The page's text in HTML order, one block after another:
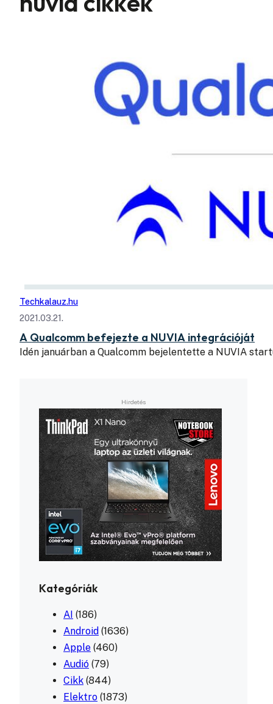
Techkalauz.hu
2021.03.21.
A Qualcomm befejezte a NUVIA integrációját
Idén januárban a Qualcomm bejelentette a NUVIA
Kategóriák
AI (186)
Android (1636)
Apple (460)
Audió (79)
Cikk (844)
Elektro (1873)